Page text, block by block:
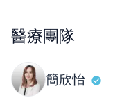
醫療團隊
簡欣怡